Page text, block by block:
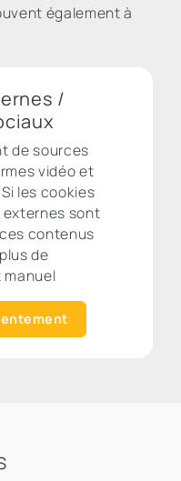
également à
/
de sources
vidéo et
les cookies
externes sont
contenus
de